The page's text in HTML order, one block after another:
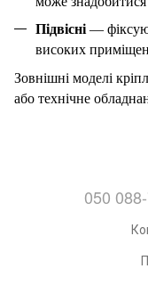
Підвісні—
високих
Зовнішні моделі
або технічне
050